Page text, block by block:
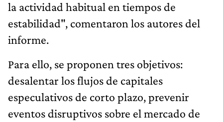
la actividad habitual en tiempos de
estabilidad", comentaron los autores del
informe.
Para ello, se proponen tres objetivos:
desalentar los flujos de capitales
especulativos de corto plazo, prevenir
eventos disruptivos sobre el mercado de